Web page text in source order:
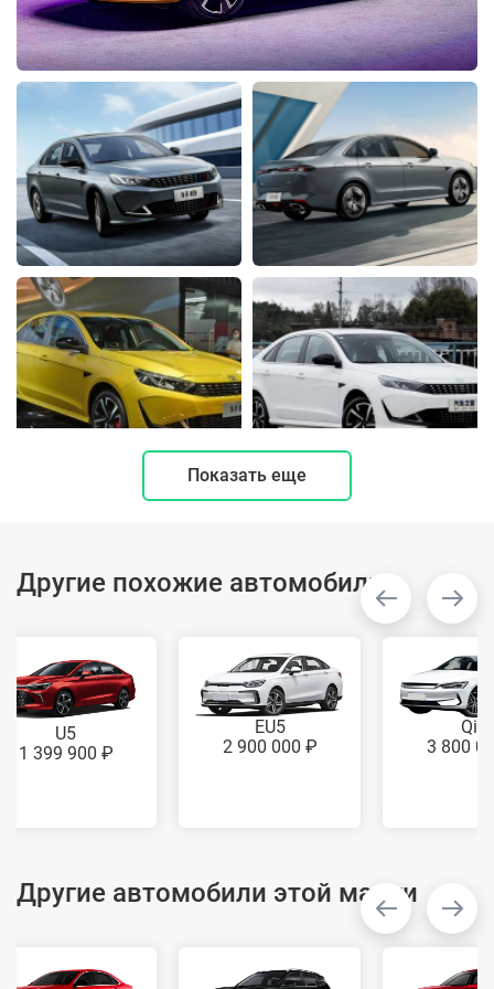
Показать еще
Другие похожие автомобили
U5
1 399 900 ₽
EU5
2 900 000 ₽
Qin
3 800
Другие автомобили этой марки